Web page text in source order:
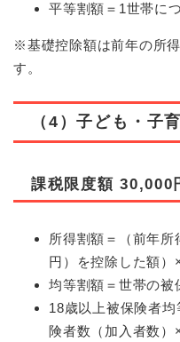
平等割額＝1世帯に
※基礎控除額は前年の所
す。
（4）子ども・子
課税限度額 30,000
所得割額＝（前年
円）を控除した額）
均等割額＝世帯の被
18歳以上被保険者
険者数（加入者数）